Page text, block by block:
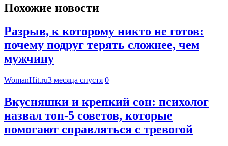
Похожие новости
Разрыв, к которому никто не готов:
почему подруг терять сложнее, чем
мужчину
WomanHit.ru3 месяца спустя 0
Вкусняшки и крепкий сон: психолог
назвал топ-5 советов, которые
помогают справляться с тревогой